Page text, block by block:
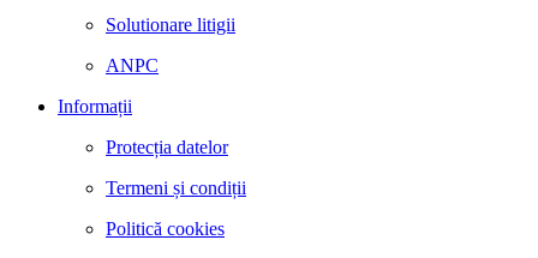
Solutionare litigii
ANPC
Informații
Protecția datelor
Termeni și condiții
Politică cookies